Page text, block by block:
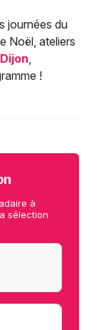
journées du
Noël, ateliers
Dijon,
!
à
sélection